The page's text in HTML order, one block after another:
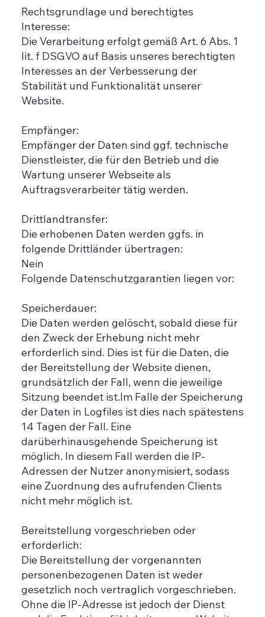
Rechtsgrundlage und berechtigtes
Interesse:
Die Verarbeitung erfolgt gemäß Art. 6 Abs. 1
lit. f DSGVO auf Basis unseres berechtigten
Interesses an der Verbesserung der
Stabilität und Funktionalität unserer
Website.
Empfänger:
Empfänger der Daten sind ggf. technische
Dienstleister, die für den Betrieb und die
Wartung unserer Webseite als
Auftragsverarbeiter tätig werden.
Drittlandtransfer:
Die erhobenen Daten werden ggfs. in
folgende Drittländer übertragen:
Nein
Folgende Datenschutzgarantien liegen vor:
Speicherdauer:
Die Daten werden gelöscht, sobald diese für
den Zweck der Erhebung nicht mehr
erforderlich sind. Dies ist für die Daten, die
der Bereitstellung der Website dienen,
grundsätzlich der Fall, wenn die jeweilige
Sitzung beendet ist.Im Falle der Speicherung
der Daten in Logfiles ist dies nach spätestens
14 Tagen der Fall. Eine
darüberhinausgehende Speicherung ist
möglich. In diesem Fall werden die IP-
Adressen der Nutzer anonymisiert, sodass
eine Zuordnung des aufrufenden Clients
nicht mehr möglich ist.
Bereitstellung vorgeschrieben oder
erforderlich:
Die Bereitstellung der vorgenannten
personenbezogenen Daten ist weder
gesetzlich noch vertraglich vorgeschrieben.
Ohne die IP-Adresse ist jedoch der Dienst